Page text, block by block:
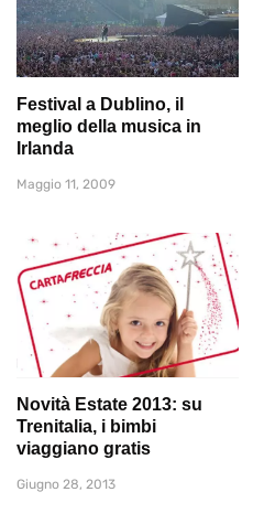
Festival a Dublino, il
meglio della musica in
Irlanda
Maggio 11, 2009
Novità Estate 2013: su
Trenitalia, i bimbi
viaggiano gratis
Giugno 28, 2013